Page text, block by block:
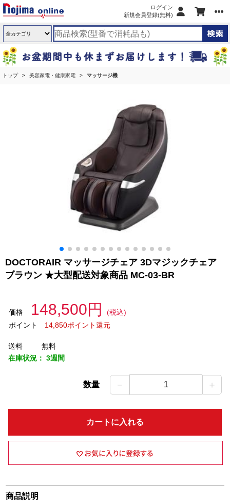
ログイン
新規会員登録(無料)
トップ 美容家電・健康家電 マッサージ機
DOCTORAIR マッサージチェア 3Dマジックチェア
ブラウン ★大型配送対象商品 MC-03-BR
価格 148,500円
(税込)
ポイント
14,850ポイント還元
送料
無料
在庫状況： 3週間
数量 － 1 ＋
カートに入れる
商品説明